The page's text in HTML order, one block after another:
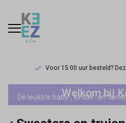
Voor 15:00 uur besteld?
No
Way
Welkom bij
De leukste baby-, kinder- en